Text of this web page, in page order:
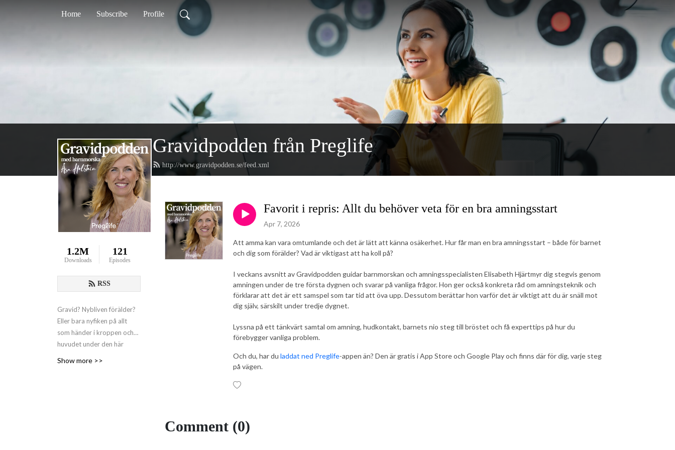
Home Subscribe Profile
Gravidpodden från Preglife
http://www.gravidpodden.se/feed.xml
1.2M
Downloads
121
Episodes
RSS
Gravid? Nybliven förälder?
Eller bara nyfiken på allt
som händer i kroppen och
huvudet under den här
Show more >>
Favorit i repris: Allt du behöver veta för en bra amningsstart
Apr 7, 2026
Att amma kan vara omtumlande och det är lätt att känna osäkerhet. Hur får man en bra amningsstart – både för barnet
och dig som förälder? Vad är viktigast att ha koll på?
I veckans avsnitt av Gravidpodden guidar barnmorskan och amningsspecialisten Elisabeth Hjärtmyr dig stegvis genom
amningen under de tre första dygnen och svarar på vanliga frågor. Hon ger också konkreta råd om amningsteknik och
förklarar att det är ett samspel som tar tid att öva upp. Dessutom berättar hon varför det är viktigt att du är snäll mot
dig själv, särskilt under tredje dygnet.
Lyssna på ett tänkvärt samtal om amning, hudkontakt, barnets nio steg till bröstet och få experttips på hur du
förebygger vanliga problem.
Och du, har du laddat ned Preglife-appen än? Den är gratis i App Store och Google Play och finns där för dig, varje steg
på vägen.
Comment (0)